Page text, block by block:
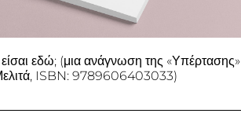
εδώ; (μια ανάγνωση της «Υπέρτασης»
ISBN: 9789606403033)